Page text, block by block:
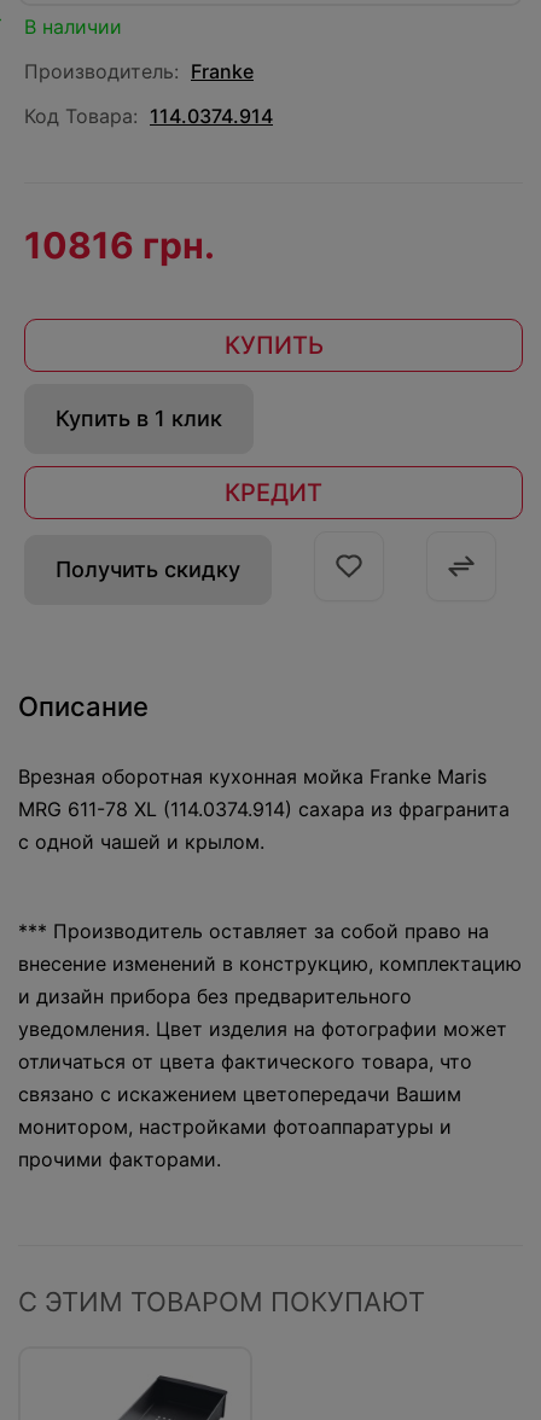
В наличии
Производитель: Franke
Код Товара: 114.0374.914
10816 грн.
КУПИТЬ
Купить в 1 клик
КРЕДИТ
Получить скидку
Описание
Врезная оборотная кухонная мойка Franke Maris
MRG 611-78 XL (114.0374.914) сахара из фрагранита
с одной чашей и крылом.
*** Производитель оставляет за собой право на
внесение изменений в конструкцию, комплектацию
и дизайн прибора без предварительного
уведомления. Цвет изделия на фотографии может
отличаться от цвета фактического товара, что
связано с искажением цветопередачи Вашим
монитором, настройками фотоаппаратуры и
прочими факторами.
С ЭТИМ ТОВАРОМ ПОКУПАЮТ